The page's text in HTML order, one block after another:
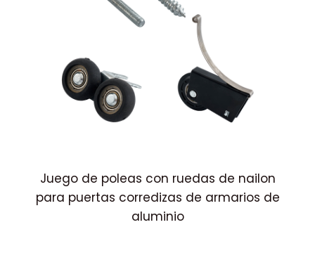
Juego de poleas con ruedas de nailon
para puertas corredizas de armarios de
aluminio